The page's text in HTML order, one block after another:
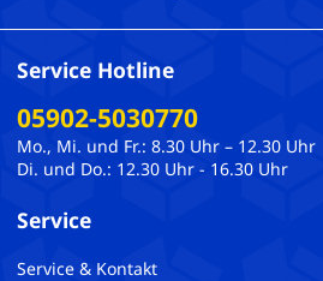
Service Hotline
05902-5030770
Mo., Mi. und Fr.: 8.30 Uhr – 12.30 Uhr
Di. und Do.: 12.30 Uhr - 16.30 Uhr
Service
Service & Kontakt